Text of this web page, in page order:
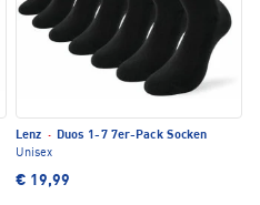
Lenz ·
Duos 1-7 7er-Pack Socken
Unisex
€ 19,99